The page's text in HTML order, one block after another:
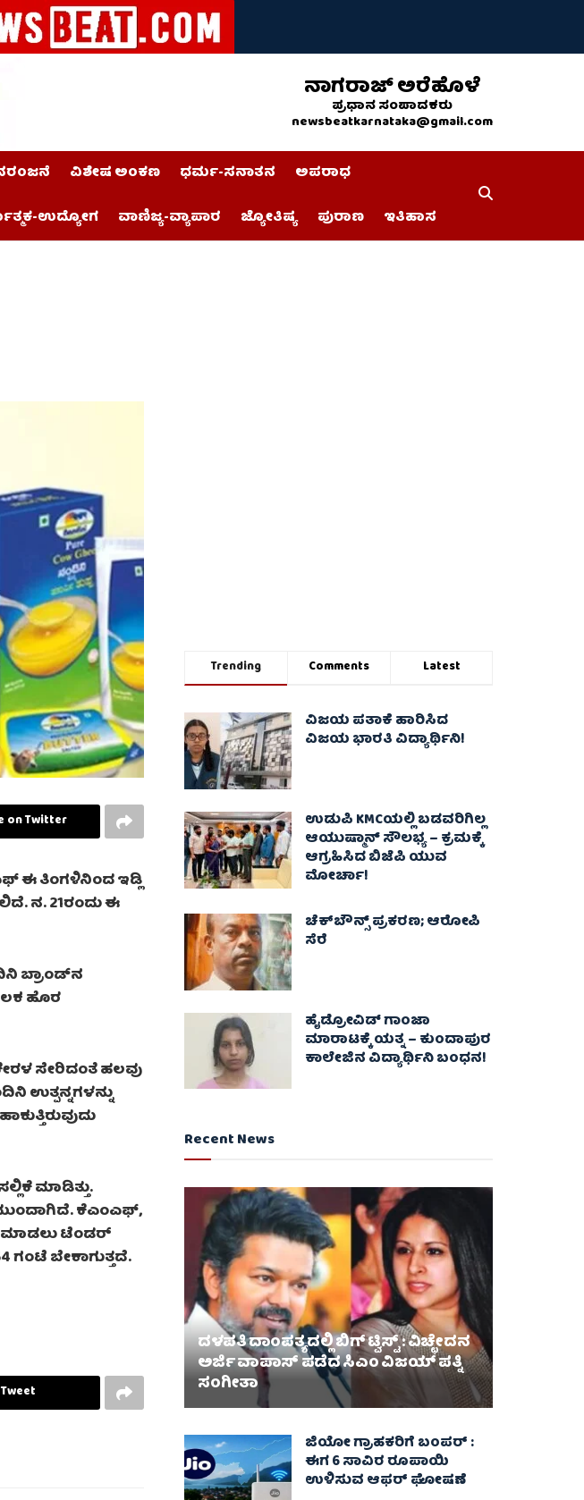
ನಾಗರಾಜ್ ಅರೆಹೊಳೆ
ಪ್ರಧಾನ ಸಂಪಾದಕರು
newsbeatkarnataka@gmail.com
ವಿಶೇಷ ಅಂಕಣ ಧರ್ಮ-ಸನಾತನ
ಅಪರಾಧ
ಉದ್ಯೋಗ ವಾಣಿಜ್ಯ-ವ್ಯಾಪಾರ ಜ್ಯೋತಿಷ್ಯ ಪುರಾಣ ಇತಿಹಾಸ
on Twitter
ಈ ತಿಂಗಳಿನಿಂದ ಇಡ್ಲಿ
ನ. 21ರಂದು ಈ
ಬ್ರಾಂಡ್‌ನ
ಹೊರ
ಸೇರಿದಂತೆ ಹಲವು
ಉತ್ಪನ್ನಗಳನ್ನು
ಮಾಡಿತ್ತು.
ಕೆಎಂಎಫ್‌,
ಮಾಡಲು ಟೆಂಡರ್
ಬೇಕಾಗುತ್ತದೆ.
Tweet
Trending Comments Latest
ವಿಜಯ ಪತಾಕೆ ಹಾರಿಸಿದ
ವಿಜಯ ಭಾರತಿ ವಿದ್ಯಾರ್ಥಿನಿ!
ಉಡುಪಿ KMCಯಲ್ಲಿ ಬಡವರಿಗಿಲ್ಲ
ಆಯುಷ್ಮಾನ್ ಸೌಲಭ್ಯ – ಕ್ರಮಕ್ಕೆ
ಆಗ್ರಹಿಸಿದ ಬಿಜೆಪಿ ಯುವ
ಮೋರ್ಚಾ!
ಚೆಕ್​ಬೌನ್ಸ್​ ಪ್ರಕರಣ; ಆರೋಪಿ
ಸೆರೆ
ಹೈಡ್ರೋವಿಡ್ ಗಾಂಜಾ
ಮಾರಾಟಕ್ಕೆ ಯತ್ನ – ಕುಂದಾಪುರ
ಕಾಲೇಜಿನ ವಿದ್ಯಾರ್ಥಿನಿ ಬಂಧನ!
Recent News
ದಳಪತಿ ದಾಂಪತ್ಯದಲ್ಲಿ ಬಿಗ್ ಟ್ವಿಸ್ಟ್ : ವಿಚ್ಛೇದನ
ಅರ್ಜಿ ವಾಪಾಸ್‌ ಪಡೆದ ಸಿಎಂ ವಿಜಯ್ ಪತ್ನಿ
ಸಂಗೀತಾ‌
ಜಿಯೋ ಗ್ರಾಹಕರಿಗೆ ಬಂಪರ್ :
ಈಗ 6 ಸಾವಿರ ರೂಪಾಯಿ
ಉಳಿಸುವ ಆಫರ್ ಘೋಷಣೆ